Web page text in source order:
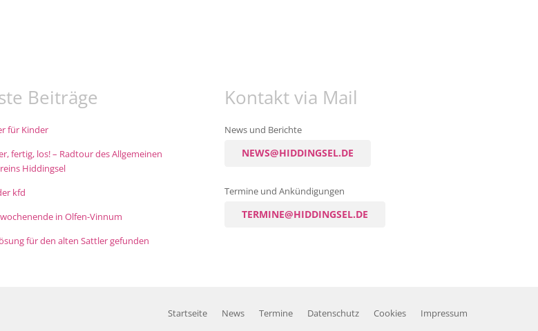
Beiträge
für Kinder
fertig, los! – Radtour des Allgemeinen
Hiddingsel
kfd
in Olfen-Vinnum
für den alten Sattler gefunden
Kontakt via Mail
News und Berichte
NEWS@HIDDINGSEL.DE
Termine und Ankündigungen
TERMINE@HIDDINGSEL.DE
Startseite News Termine Datenschutz Cookies Impressum